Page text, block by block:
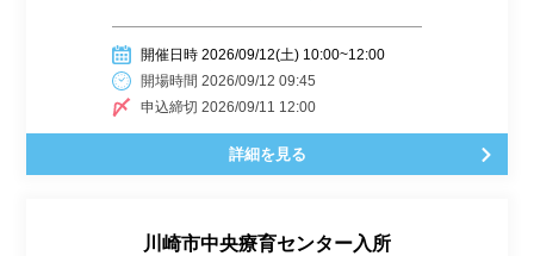
開催日時 2026/09/12(土) 10:00~12:00
開場時間 2026/09/12 09:45
申込締切 2026/09/11 12:00
詳細を見る
川崎市中央療育センター入所